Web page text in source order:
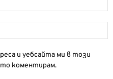
и уебсайта ми в този
коментирам.